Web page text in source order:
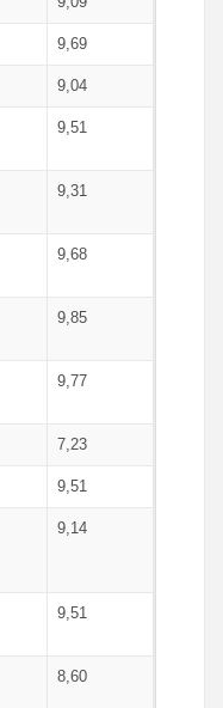
9,69
9,04
9,51
9,31
9,68
9,85
9,77
7,23
9,51
9,14
9,51
8,60